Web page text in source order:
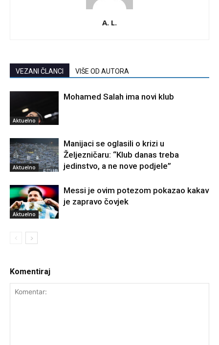
A. L.
VEZANI ČLANCI VIŠE OD AUTORA
Aktuelno
Mohamed Salah ima novi klub
Aktuelno
Manijaci se oglasili o krizi u
Željezničaru: “Klub danas treba
jedinstvo, a ne nove podjele”
Aktuelno
Messi je ovim potezom pokazao kakav
je zapravo čovjek
Komentiraj